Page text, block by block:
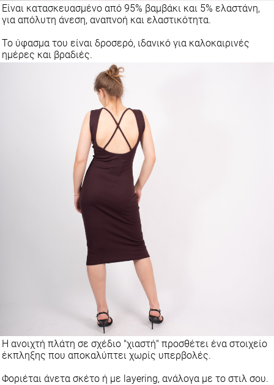
Είναι κατασκευασμένο από 95% βαμβάκι και 5% ελαστάνη,
για απόλυτη άνεση, αναπνοή και ελαστικότητα.
Το ύφασμα του είναι δροσερό, ιδανικό για καλοκαιρινές
ημέρες και βραδιές.
Η ανοιχτή πλάτη σε σχέδιο "χιαστή" προσθέτει ένα στοιχείο
έκπληξης που αποκαλύπτει χωρίς υπερβολές.
Φοριέται άνετα σκέτο ή με layering, ανάλογα με το στιλ σου.